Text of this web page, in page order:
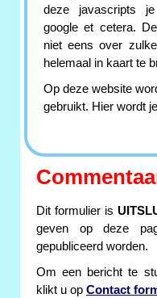
deze javascripts
google et cetera.
niet eens over
helemaal in kaart te
Op deze website
gebruikt. Hier wordt
Dit formulier is
geven op deze
gepubliceerd worden.
Om een bericht te
klikt u op Contact